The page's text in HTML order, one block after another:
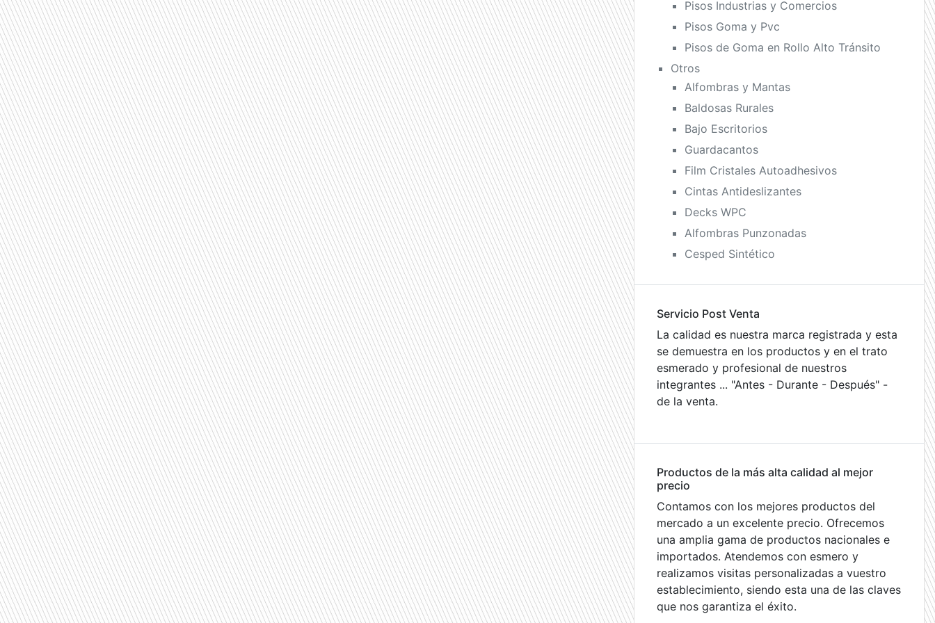
Pisos Industrias y Comercios
Pisos Goma y Pvc
Pisos de Goma en Rollo Alto Tránsito
Otros
Alfombras y Mantas
Baldosas Rurales
Bajo Escritorios
Guardacantos
Film Cristales Autoadhesivos
Cintas Antideslizantes
Decks WPC
Alfombras Punzonadas
Cesped Sintético
Servicio Post Venta
La calidad es nuestra marca registrada y esta
se demuestra en los productos y en el trato
esmerado y profesional de nuestros
integrantes ... "Antes - Durante - Después" -
de la venta.
Productos de la más alta calidad al mejor
precio
Contamos con los mejores productos del
mercado a un excelente precio. Ofrecemos
una amplia gama de productos nacionales e
importados. Atendemos con esmero y
realizamos visitas personalizadas a vuestro
establecimiento, siendo esta una de las claves
que nos garantiza el éxito.